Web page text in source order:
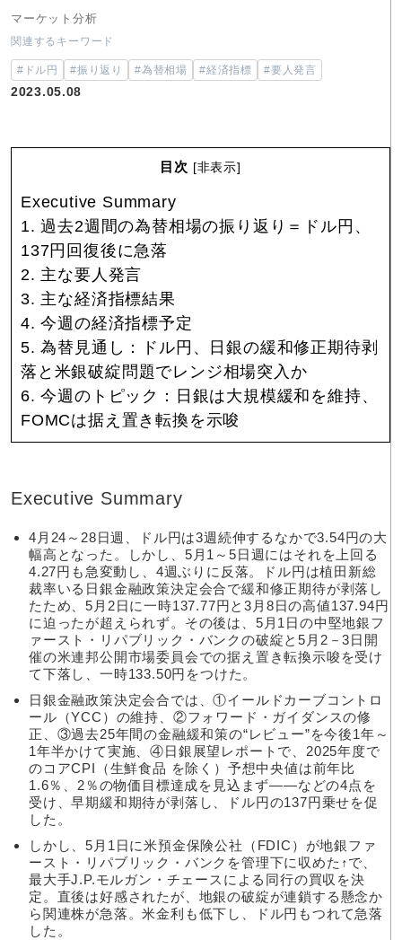
マーケット分析
関連するキーワード
#ドル円 #振り返り #為替相場 #経済指標 #要人発言
2023.05.08
目次 [非表示]
Executive Summary
1. 過去2週間の為替相場の振り返り＝ドル円、
137円回復後に急落
2. 主な要人発言
3. 主な経済指標結果
4. 今週の経済指標予定
5. 為替見通し：ドル円、日銀の緩和修正期待剥
落と米銀破綻問題でレンジ相場突入か
6. 今週のトピック：日銀は大規模緩和を維持、
FOMCは据え置き転換を示唆
Executive Summary
4月24～28日週、ドル円は3週続伸するなかで3.54円の大
幅高となった。しかし、5月1～5日週にはそれを上回る
4.27円も急変動し、4週ぶりに反落。ドル円は植田新総
裁率いる日銀金融政策決定会合で緩和修正期待が剥落し
たため、5月2日に一時137.77円と3月8日の高値137.94円
に迫ったが超えられず。その後は、5月1日の中堅地銀フ
ァースト・リパブリック・バンクの破綻と5月2－3日開
催の米連邦公開市場委員会での据え置き転換示唆を受け
て下落し、一時133.50円をつけた。
日銀金融政策決定会合では、①イールドカーブコントロ
ール（YCC）の維持、②フォワード・ガイダンスの修
正、③過去25年間の金融緩和策の“レビュー”を今後1年～
1年半かけて実施、④日銀展望レポートで、2025年度で
のコアCPI（生鮮食品 を除く）予想中央値は前年比
1.6％、2％の物価目標達成を見込まず――などの4点を
受け、早期緩和期待が剥落し、ドル円の137円乗せを促
した。
しかし、5月1日に米預金保険公社（FDIC）が地銀ファ
ースト・リパブリック・バンクを管理下に収めた↑で、
最大手J.P.モルガン・チェースによる同行の買収を決
定。直後は好感されたが、地銀の破綻が連鎖する懸念か
ら関連株が急落。米金利も低下し、ドル円もつれて急落
した。